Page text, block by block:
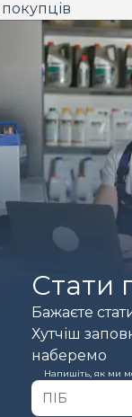
Стати
Бажаєте
Хутчіш
наберемо
Напишіть, як ми